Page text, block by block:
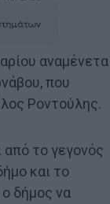
που
Ροντούλης.
το γεγονός
και το
δήμος να